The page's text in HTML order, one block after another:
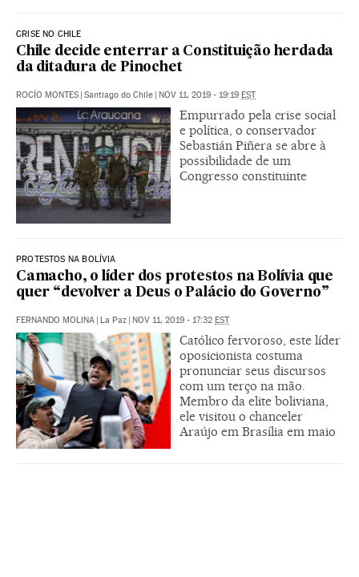
CRISE NO CHILE
Chile decide enterrar a Constituição herdada
da ditadura de Pinochet
ROCÍO MONTES Santiago do Chile NOV 11, 2019 - 19:19 EST
Empurrado pela crise social
e política, o conservador
Sebastián Piñera se abre à
possibilidade de um
Congresso constituinte
PROTESTOS NA BOLÍVIA
Camacho, o líder dos protestos na Bolívia que
quer “devolver a Deus o Palácio do Governo”
FERNANDO MOLINA La Paz NOV 11, 2019 - 17:32 EST
Católico fervoroso, este líder
oposicionista costuma
pronunciar seus discursos
com um terço na mão.
Membro da elite boliviana,
ele visitou o chanceler
Araújo em Brasília em maio